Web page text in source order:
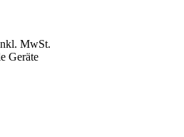
MwSt.
Geräte